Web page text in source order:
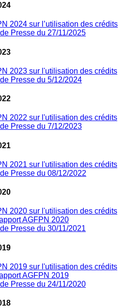
2024 sur l’utilisation des crédits
Presse du 27/11/2025
2023 sur l'utilisation des crédits
Presse du 5/12/2024
2022 sur l'utilisation des crédits
Presse du 7/12/2023
2021 sur l'utilisation des crédits
Presse du 08/12/2022
2020 sur l'utilisation des crédits
AGFPN 2020
Presse du 30/11/2021
2019 sur l'utilisation des crédits
AGFPN 2019
Presse du 24/11/2020